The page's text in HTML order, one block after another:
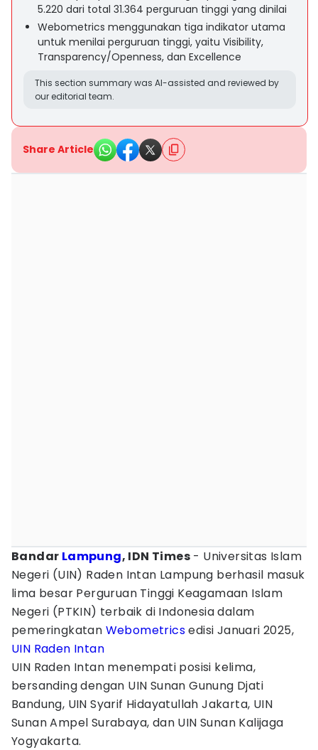
5.220 dari total 31.364 perguruan tinggi yang dinilai
Webometrics menggunakan tiga indikator utama
untuk menilai perguruan tinggi, yaitu Visibility,
Transparency/Openness, dan Excellence
This section summary was AI-assisted and reviewed by
our editorial team.
Share Article
Bandar Lampung, IDN Times - Universitas Islam
Negeri (UIN) Raden Intan Lampung berhasil masuk
lima besar Perguruan Tinggi Keagamaan Islam
Negeri (PTKIN) terbaik di Indonesia dalam
pemeringkatan Webometricsedisi Januari 2025,
UIN Raden Intan
UIN Raden Intan menempati posisi kelima,
bersanding dengan UIN Sunan Gunung Djati
Bandung, UIN Syarif Hidayatullah Jakarta, UIN
Sunan Ampel Surabaya, dan UIN Sunan Kalijaga
Yogyakarta.